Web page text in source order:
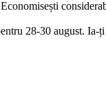
28-30 august. Ia-